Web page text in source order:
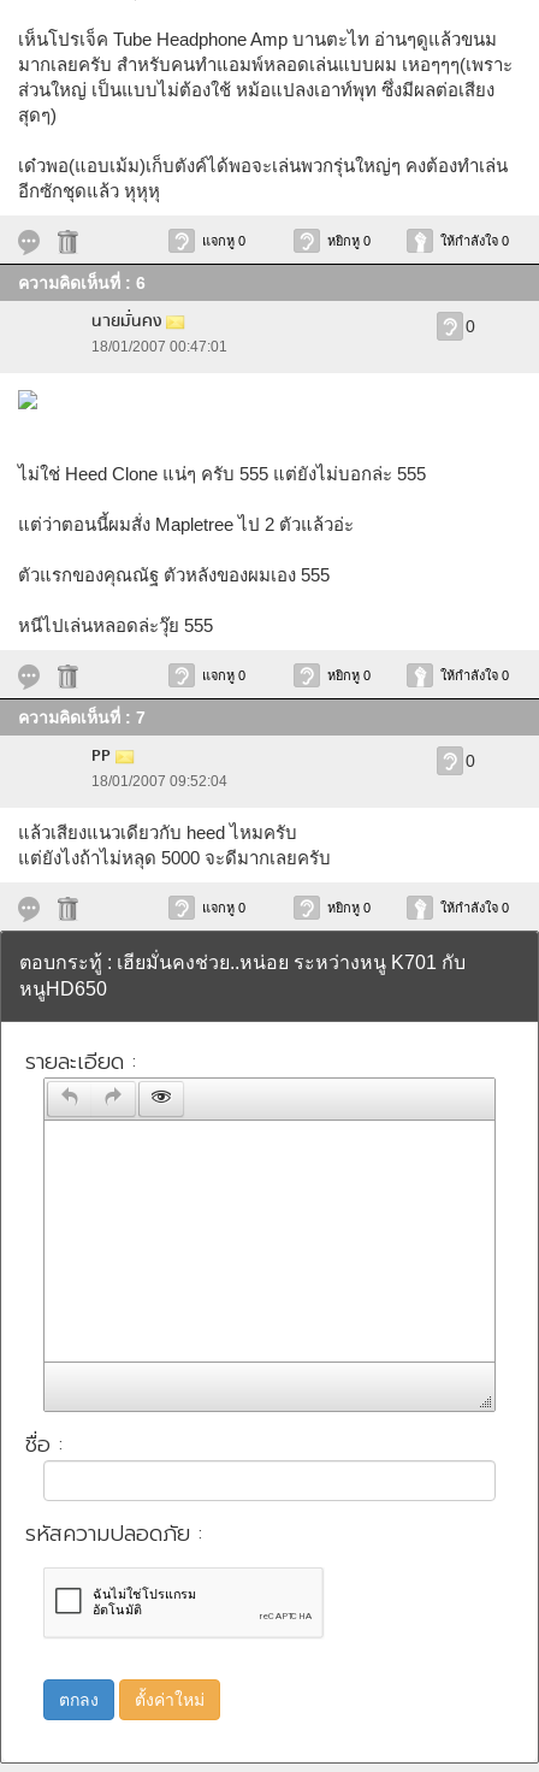
เห็นโปรเจ็ค Tube Headphone Amp บานตะไท อ่านๆดูแล้วขนม
มากเลยครับ สำหรับคนทำแอมพ์หลอดเล่นแบบผม เหอๆๆๆ(เพราะ
ส่วนใหญ่ เป็นแบบไม่ต้องใช้ หม้อแปลงเอาท์พุท ซึ่งมีผลต่อเสียง
สุดๆ)
เด๋วพอ(แอบเม้ม)เก็บตังค์ได้พอจะเล่นพวกรุ่นใหญ่ๆ คงต้องทำเล่น
อีกซักชุดแล้ว หุหุหุ
แจกหู 0 หยิกหู 0 ให้กำลังใจ 0
ความคิดเห็นที่ : 6
นายมั่นคง
18/01/2007 00:47:01
0
ไม่ใช่ Heed Clone แน่ๆ ครับ 555 แต่ยังไม่บอกล่ะ 555
แต่ว่าตอนนี้ผมสั่ง Mapletree ไป 2 ตัวแล้วอ่ะ
ตัวแรกของคุณณัฐ ตัวหลังของผมเอง 555
หนีไปเล่นหลอดล่ะวุ๊ย 555
แจกหู 0 หยิกหู 0 ให้กำลังใจ 0
ความคิดเห็นที่ : 7
PP
18/01/2007 09:52:04
0
แล้วเสียงแนวเดียวกับ heed ไหมครับ
แต่ยังไงถ้าไม่หลุด 5000 จะดีมากเลยครับ
แจกหู 0 หยิกหู 0 ให้กำลังใจ 0
ตอบกระทู้ : เฮียมั่นคงช่วย..หน่อย ระหว่างหนู K701 กับ
หนูHD650
รายละเอียด :
ชื่อ :
รหัสความปลอดภัย :
ตกลง ตั้งค่าใหม่